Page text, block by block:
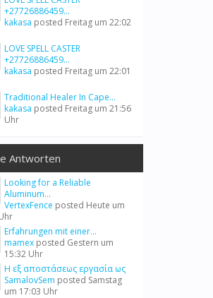
+27726886459...
kakasa posted Freitag um 22:02
LOVE SPELL CASTER
+27726886459...
kakasa posted Freitag um 22:01
Traditional Healer In Cape...
kakasa posted Freitag um 21:56
Uhr
Antworten
Looking for a Reliable
Aluminum...
VertexFence posted Heute um
Erfahrungen mit einer...
mamex posted Gestern um
15:32 Uhr
Η εξ αποστάσεως εργασία ως
SamalovSem posted Samstag
um 17:03 Uhr